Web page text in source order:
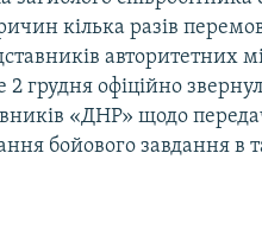
кілька разів
авторитетних
грудня офіційно
«ДНР» щодо
бойового завдання в